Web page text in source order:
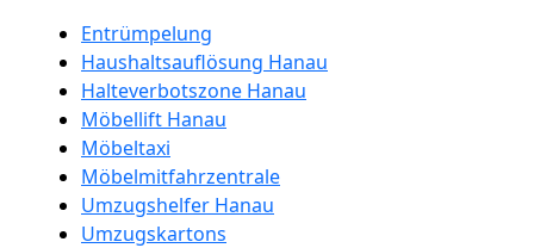
Entrümpelung
Haushaltsauflösung Hanau
Halteverbotszone Hanau
Möbellift Hanau
Möbeltaxi
Möbelmitfahrzentrale
Umzugshelfer Hanau
Umzugskartons